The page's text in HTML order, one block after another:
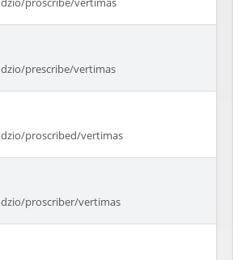
prescribe/vertimas
proscribed/vertimas
proscriber/vertimas